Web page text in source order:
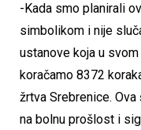
-Kada smo planirali
simbolikom i nije
ustanove koja u
koračamo 8372
žrtva Srebrenice.
na bolnu prošlost i